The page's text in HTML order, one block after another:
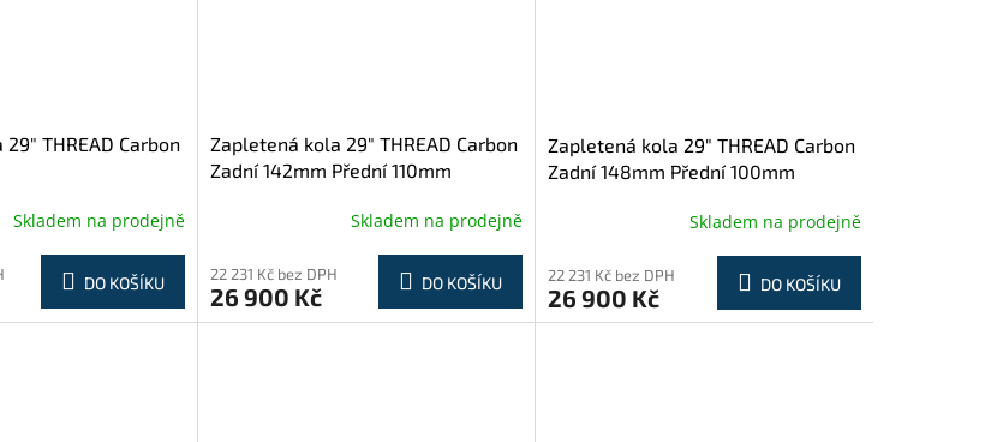
THREAD Carbon
Skladem na prodejně
DO KOŠÍKU
Zapletená kola 29" THREAD Carbon
Zadní 142mm Přední 110mm
Skladem na prodejně
22 231 Kč bez DPH
26 900 Kč DO KOŠÍKU
Zapletená kola 29" THREAD Carbon
Zadní 148mm Přední 100mm
Skladem na prodejně
22 231 Kč bez DPH
26 900 Kč DO KOŠÍKU